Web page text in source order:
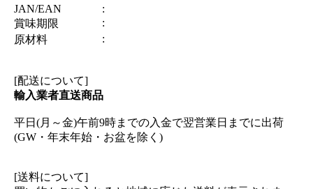
JAN/EAN
:
賞味期限
:
原材料
:
[配送について]
輸入業者直送商品
平日(月～金)午前9時までの入金で翌営業日までに出荷
(GW・年末年始・お盆を除く)
[送料について]